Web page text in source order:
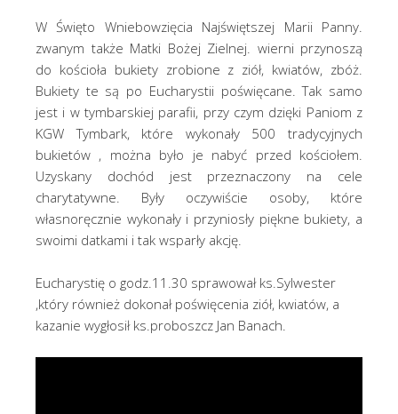
W Święto Wniebowzięcia Najświętszej Marii Panny.
zwanym także Matki Bożej Zielnej. wierni przynoszą
do kościoła bukiety zrobione z ziół, kwiatów, zbóż.
Bukiety te są po Eucharystii poświęcane. Tak samo
jest i w tymbarskiej parafii, przy czym dzięki Paniom z
KGW Tymbark, które wykonały 500 tradycyjnych
bukietów , można było je nabyć przed kościołem.
Uzyskany dochód jest przeznaczony na cele
charytatywne. Były oczywiście osoby, które
własnoręcznie wykonały i przyniosły piękne bukiety, a
swoimi datkami i tak wsparły akcję.
Eucharystię o godz.11.30 sprawował ks.Sylwester
,który również dokonał poświęcenia ziół, kwiatów, a
kazanie wygłosił ks.proboszcz Jan Banach.